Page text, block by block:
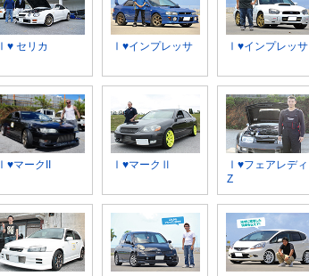
Ⅰ♥ セリカ Ⅰ♥インプレッサ Ⅰ♥インプレッサ
Ⅰ♥マークII Ⅰ♥マークⅡ
Ⅰ♥フェアレディ
Z